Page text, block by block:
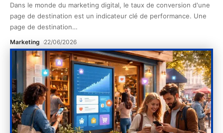
Dans le monde du marketing digital, le taux de conversion d'une
page de destination est un indicateur clé de performance. Une
page de destination…
Marketing 22/06/2026